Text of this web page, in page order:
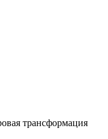
трансформация